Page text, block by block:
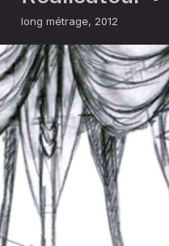
long métrage 2012